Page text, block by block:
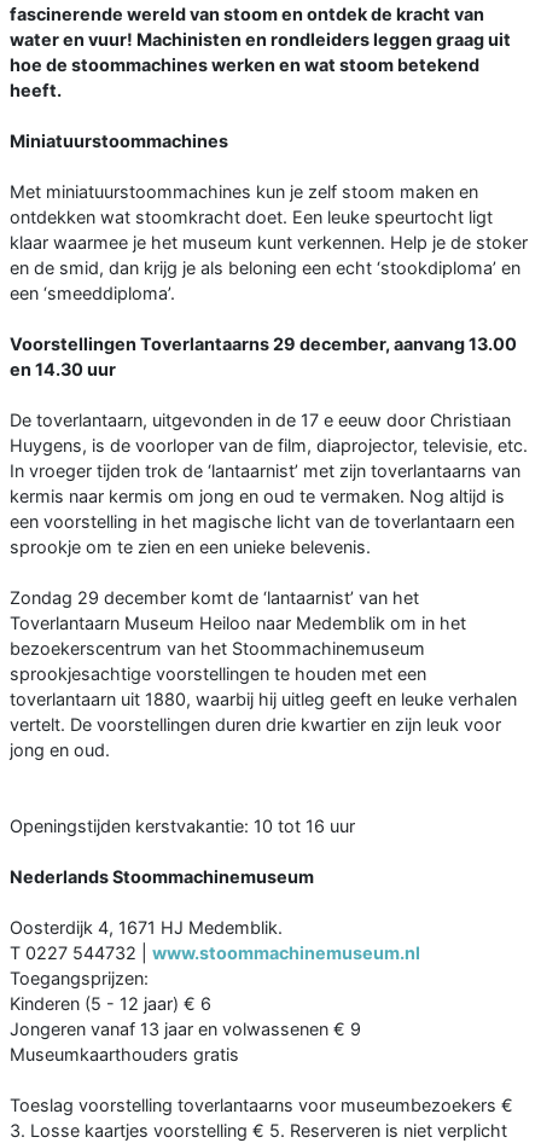
fascinerende wereld van stoom en ontdek de kracht van
water en vuur! Machinisten en rondleiders leggen graag uit
hoe de stoommachines werken en wat stoom betekend
heeft.
Miniatuurstoommachines
Met miniatuurstoommachines kun je zelf stoom maken en
ontdekken wat stoomkracht doet. Een leuke speurtocht ligt
klaar waarmee je het museum kunt verkennen. Help je de stoker
en de smid, dan krijg je als beloning een echt ‘stookdiploma’ en
een ‘smeeddiploma’.
Voorstellingen Toverlantaarns 29 december, aanvang 13.00
en 14.30 uur
De toverlantaarn, uitgevonden in de 17 e eeuw door Christiaan
Huygens, is de voorloper van de film, diaprojector, televisie, etc.
In vroeger tijden trok de ‘lantaarnist’ met zijn toverlantaarns van
kermis naar kermis om jong en oud te vermaken. Nog altijd is
een voorstelling in het magische licht van de toverlantaarn een
sprookje om te zien en een unieke belevenis.
Zondag 29 december komt de ‘lantaarnist’ van het
Toverlantaarn Museum Heiloo naar Medemblik om in het
bezoekerscentrum van het Stoommachinemuseum
sprookjesachtige voorstellingen te houden met een
toverlantaarn uit 1880, waarbij hij uitleg geeft en leuke verhalen
vertelt. De voorstellingen duren drie kwartier en zijn leuk voor
jong en oud.
Openingstijden kerstvakantie: 10 tot 16 uur
Nederlands Stoommachinemuseum
Oosterdijk 4, 1671 HJ Medemblik.
T 0227 544732 | www.stoommachinemuseum.nl
Toegangsprijzen:
Kinderen (5 - 12 jaar) € 6
Jongeren vanaf 13 jaar en volwassenen € 9
Museumkaarthouders gratis
Toeslag voorstelling toverlantaarns voor museumbezoekers €
3. Losse kaartjes voorstelling € 5. Reserveren is niet verplicht